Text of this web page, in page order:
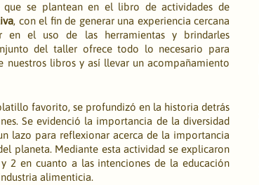
, con el fin de generar una experiencia cercana
en el uso de las herramientas y brindarles
del taller ofrece todo lo necesario para
libros y así llevar un acompañamiento
favorito, se profundizó en la historia detrás
Se evidenció la importancia de la diversidad
lazo para reflexionar acerca de la importancia
planeta. Mediante esta actividad se explicaron
2 en cuanto a las intenciones de la educación
alimenticia.